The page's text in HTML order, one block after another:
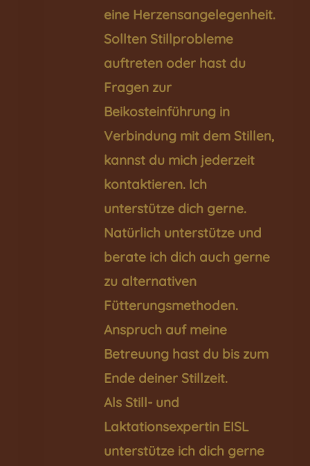
eine Herzensangelegenheit.
Sollten Stillprobleme
auftreten oder hast du
Fragen zur
Beikosteinführung in
Verbindung mit dem Stillen,
kannst du mich jederzeit
kontaktieren. Ich
unterstütze dich gerne.
Natürlich unterstütze und
berate ich dich auch gerne
zu alternativen
Fütterungsmethoden.
Anspruch auf meine
Betreuung hast du bis zum
Ende deiner Stillzeit.
Als Still- und
Laktationsexpertin EISL
unterstütze ich dich gerne